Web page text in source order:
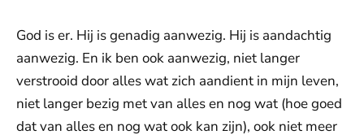
God is er. Hij is genadig aanwezig. Hij is aandachtig
aanwezig. En ik ben ook aanwezig, niet langer
verstrooid door alles wat zich aandient in mijn leven,
niet langer bezig met van alles en nog wat (hoe goed
dat van alles en nog wat ook kan zijn), ook niet meer